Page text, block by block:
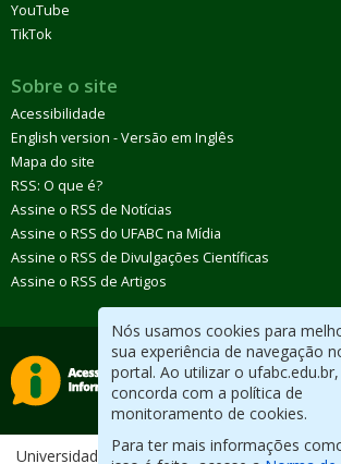
Nós usamos cookies para
sua experiência de navegação
portal. Ao utilizar o
concorda com a política de
monitoramento de cookies.
Para ter mais informações
YouTube
TikTok
Sobre o site
Acessibilidade
English version - Versão em Inglês
Mapa do site
RSS: O que é?
Assine o RSS de Notícias
Assine o RSS do UFABC na Mídia
Assine o RSS de Divulgações Científicas
Assine o RSS de Artigos
Universidade Federal do ABC. Desenvolvido